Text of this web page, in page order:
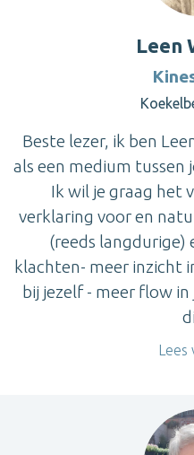
Leen
Beste lezer, ik ben
als een medium tussen
Ik wil je graag het
verklaring voor en
(reeds langdurige)
klachten- meer inzicht
bij jezelf - meer flow in
Lees